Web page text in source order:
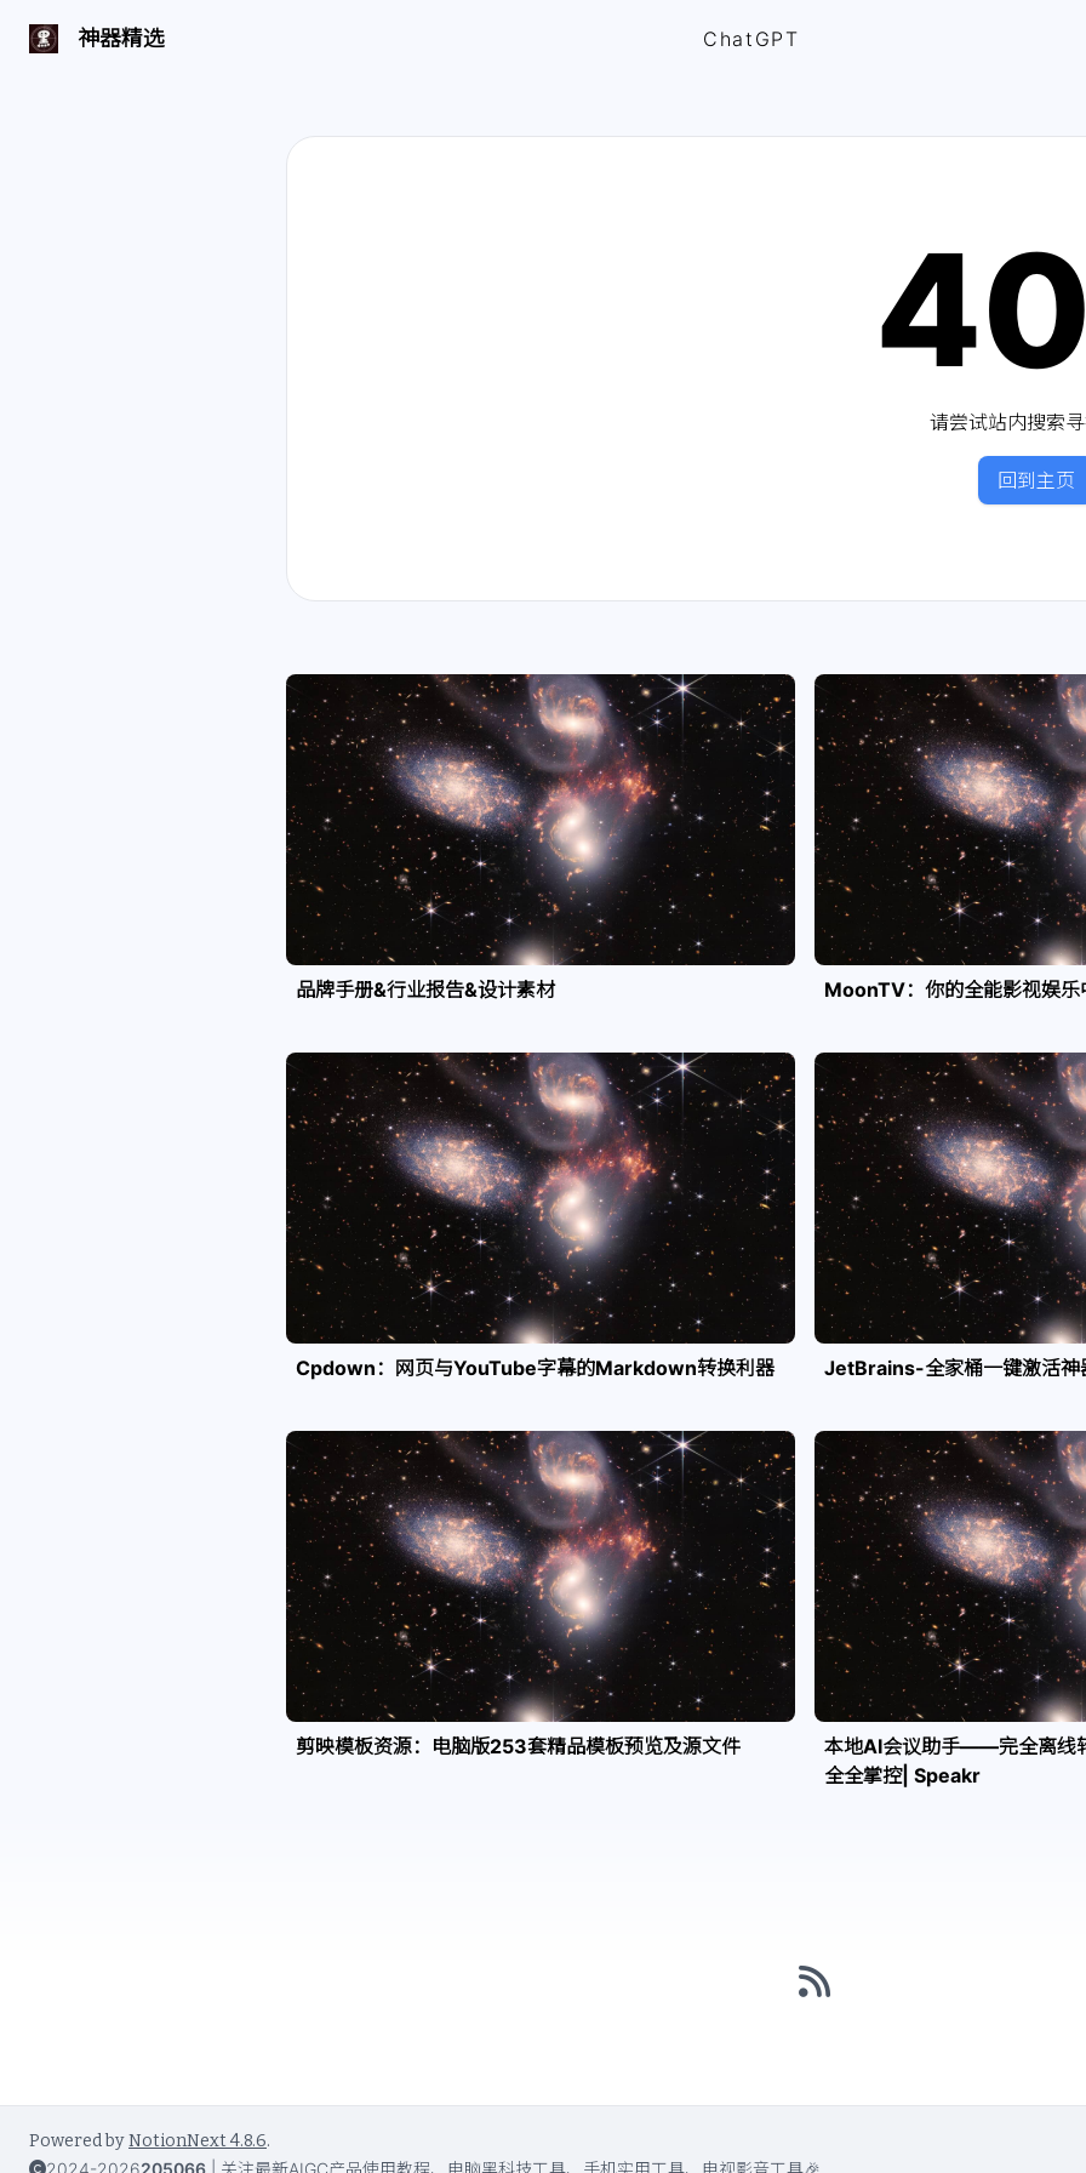
神器精选 ChatGPT
请尝试站内搜索
回到主页
品牌手册&行业报告&设计素材 MoonTV：你的全能影视娱乐
Cpdown：网页与YouTube字幕的Markdown转换利器 JetBrains-全家桶一键激活神
剪映模板资源：电脑版253套精品模板预览及源文件
本地AI会议助手——完全离线
全全掌控| Speakr
Powered by NotionNext 4.8.6.
2024-2026205066 关注最新AIGC产品使用教程、电脑黑科技工具、手机实用工具、电视影音工具🎉